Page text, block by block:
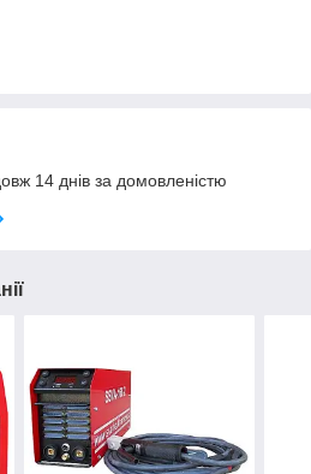
14 днів за домовленістю